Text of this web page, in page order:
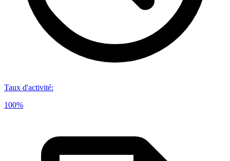
Taux d'activité:
100%